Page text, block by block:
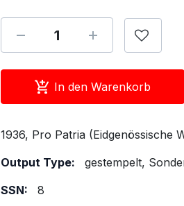
In den Warenkorb
1936, Pro Patria (Eidgenössische
Output Type:
gestempelt,
SSN:
8